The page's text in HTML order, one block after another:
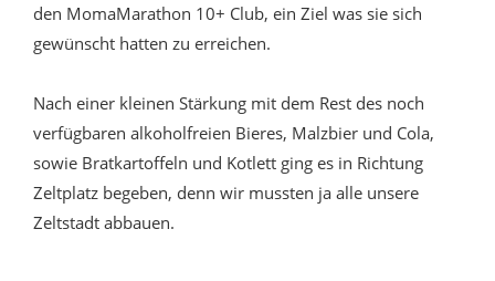
den MomaMarathon 10+ Club, ein Ziel was sie sich
gewünscht hatten zu erreichen.
Nach einer kleinen Stärkung mit dem Rest des noch
verfügbaren alkoholfreien Bieres, Malzbier und Cola,
sowie Bratkartoffeln und Kotlett ging es in Richtung
Zeltplatz begeben, denn wir mussten ja alle unsere
Zeltstadt abbauen.